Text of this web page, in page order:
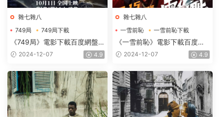
雜七雜八
749局
749局下載
749局電影下載
《749局》電影下載百度網盤
2024_HD國語中字2.73GB
2024-12-07 4.9
雜七雜八
一雪前恥
一雪前恥下載
一雪前恥電影下載
《一雪前恥》電影下載百度網
盤-2024_HD國語中英雙字
2024-12-07 4.9